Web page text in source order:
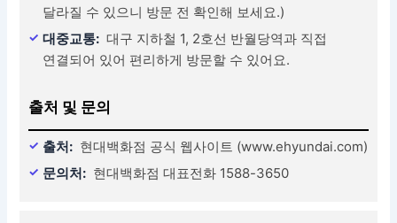
달라질 수 있으니 방문 전 확인해 보세요.)
대중교통: 대구 지하철 1, 2호선 반월당역과 직접
연결되어 있어 편리하게 방문할 수 있어요.
출처 및 문의
출처: 현대백화점 공식 웹사이트 (www.ehyundai.com)
문의처: 현대백화점 대표전화 1588-3650